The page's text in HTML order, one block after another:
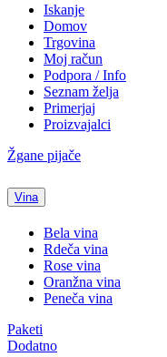
Iskanje
Domov
Trgovina
Moj račun
Podpora / Info
Seznam želja
Primerjaj
Proizvajalci
Žgane pijače
Vina
Bela vina
Rdeča vina
Rose vina
Oranžna vina
Peneča vina
Paketi
Dodatno